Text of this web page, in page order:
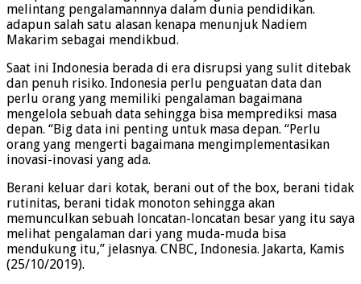
melintang pengalamannnya dalam dunia pendidikan.
adapun salah satu alasan kenapa menunjuk Nadiem
Makarim sebagai mendikbud.
Saat ini Indonesia berada di era disrupsi yang sulit ditebak
dan penuh risiko. Indonesia perlu penguatan data dan
perlu orang yang memiliki pengalaman bagaimana
mengelola sebuah data sehingga bisa memprediksi masa
depan. “Big data ini penting untuk masa depan. “Perlu
orang yang mengerti bagaimana mengimplementasikan
inovasi-inovasi yang ada.
Berani keluar dari kotak, berani out of the box, berani tidak
rutinitas, berani tidak monoton sehingga akan
memunculkan sebuah loncatan-loncatan besar yang itu saya
melihat pengalaman dari yang muda-muda bisa
mendukung itu,” jelasnya. CNBC, Indonesia. Jakarta, Kamis
(25/10/2019).